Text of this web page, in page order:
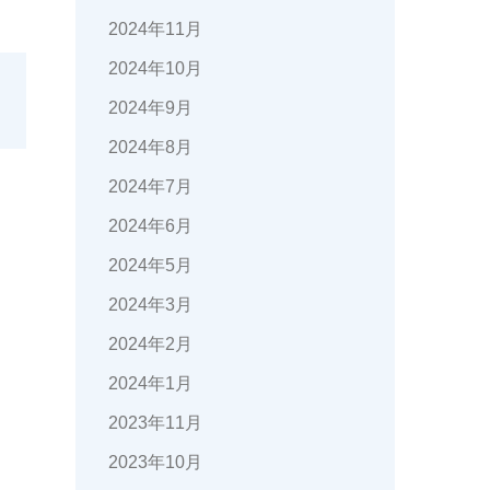
2024年11月
2024年10月
2024年9月
2024年8月
2024年7月
2024年6月
2024年5月
2024年3月
2024年2月
2024年1月
2023年11月
2023年10月